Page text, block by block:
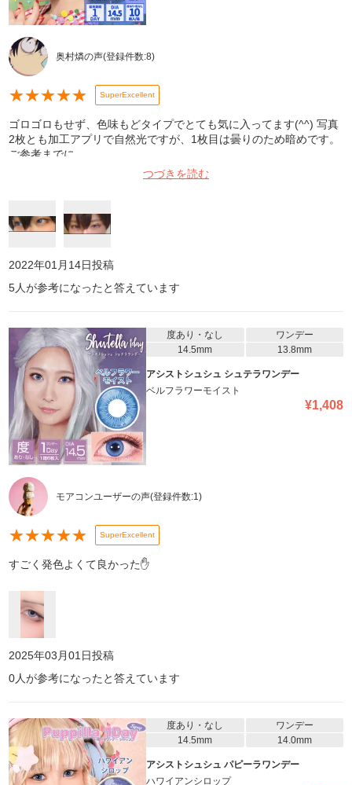
奥村燐の声(登録件数:8)
★★★★★ SuperExcellent
ゴロゴロもせず、色味もどタイプでとても気に入ってます(^^) 写真
2枚とも加工アプリで自然光ですが、1枚目は曇りのため暗めです。
ご参考までに
つづきを読む
2022年01月14日投稿
5人が参考になったと答えています
度あり・なし
ワンデー
14.5mm
13.8mm
アシストシュシュ シュテラワンデー
ベルフラワーモイスト
¥1,408
モアコンユーザーの声(登録件数:1)
★★★★★ SuperExcellent
すごく発色よくて良かった✋
2025年03月01日投稿
0人が参考になったと答えています
度あり・なし
ワンデー
14.5mm
14.0mm
アシストシュシュ パピーラワンデー
ハワイアンシロップ